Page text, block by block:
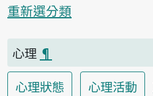
重新選分類
心理 ¶
心理狀態
心理活動